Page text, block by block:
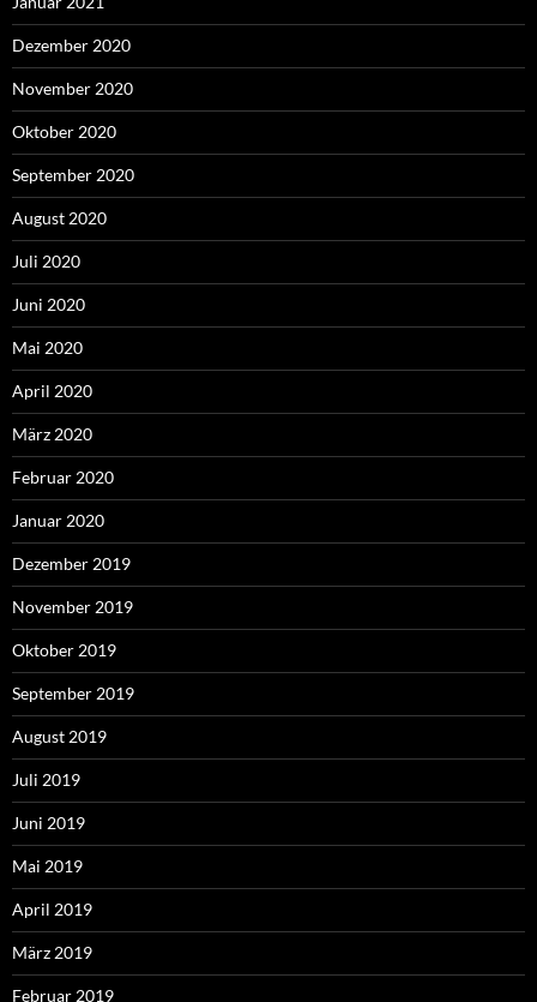
Dezember 2020
November 2020
Oktober 2020
September 2020
August 2020
Juli 2020
Juni 2020
Mai 2020
April 2020
März 2020
Februar 2020
Januar 2020
Dezember 2019
November 2019
Oktober 2019
September 2019
August 2019
Juli 2019
Juni 2019
Mai 2019
April 2019
März 2019
Februar 2019